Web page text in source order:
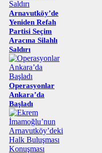
Arnavutköy’de
Yeniden Refah
Partisi Seçim
Aracına Silahlı
Saldırı
Operasyonlar
Ankara’da
Başladı